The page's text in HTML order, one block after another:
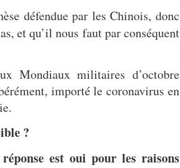
défendue par les Chinois, donc
et qu’il nous faut par conséquent
Mondiaux militaires d’octobre
importé le coronavirus en
?
est oui pour les raisons